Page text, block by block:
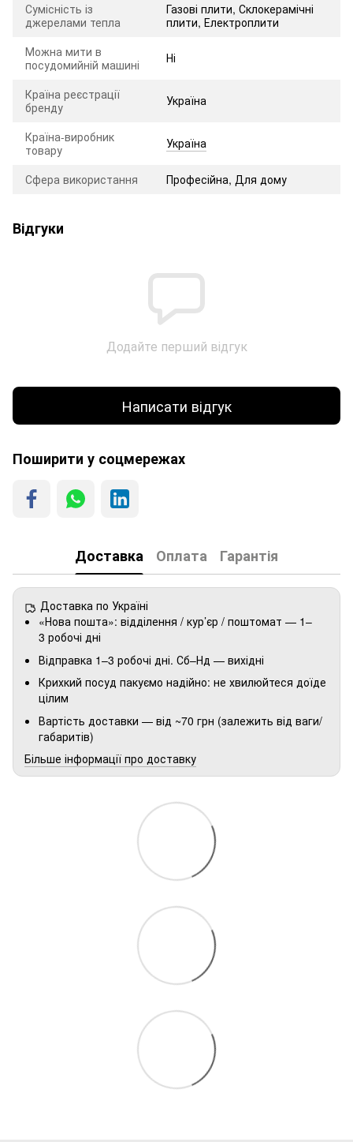
Сумісність із
джерелами тепла
Газові плити, Склокерамічні
плити, Електроплити
Можна мити в
посудомийній машині
Ні
Країна реєстрації
бренду
Україна
Країна-виробник
товару
Україна
Сфера використання Професійна, Для дому
Відгуки
Додайте перший відгук
Написати відгук
Поширити у соцмережах
Доставка Оплата Гарантія
Доставка по Україні
«Нова пошта»: відділення / кур’єр / поштомат — 1–
3 робочі дні
Відправка 1–3 робочі дні. Сб–Нд — вихідні
Крихкий посуд пакуємо надійно: не хвилюйтеся доїде
цілим
Вартість доставки — від ~70 грн (залежить від ваги/
габаритів)
Більше інформації про доставку